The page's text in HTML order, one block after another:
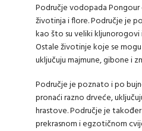
Područje vodopada Pongour
životinja i flore. Područje je
kao što su veliki
Ostale životinje koje se
uključuju majmune, gibone i
Područje je poznato i po
pronaći razno drveće,
hrastove. Područje je
prekrasnom i egzotičnom